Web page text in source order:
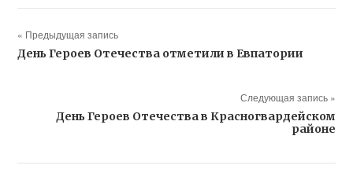
« Предыдущая запись
День Героев Отечества отметили в Евпатории
Следующая запись »
День Героев Отечества в Красногвардейском
районе